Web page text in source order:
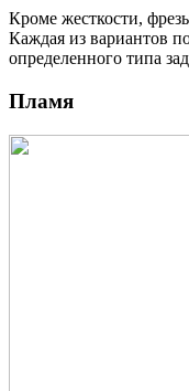
Кроме жесткости,
Каждая из вариантов
определенного типа
Пламя